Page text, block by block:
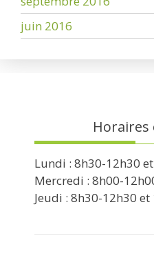
juin 2016
Horaires
Lundi : 8h30-12h30
Mercredi : 8h00-
Jeudi : 8h30-12h30